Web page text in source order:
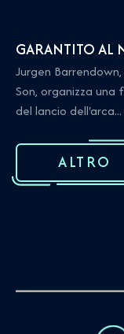
GARANTITO AL
Jurgen
Son, organizza una
del lancio
ALTRO